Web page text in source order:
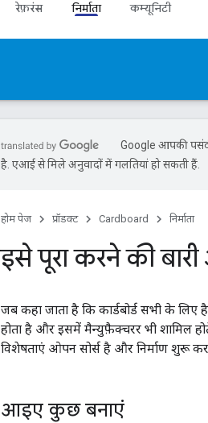
रेफ़रंस निर्माता कम्यूनिटी
Google आपकी
है. एआई से मिले अनुवादों में गलतियां हो सकती हैं.
होम पेज प्रॉडक्ट Cardboard निर्माता
इसे पूरा करने की
जब कहा जाता है कि कार्डबोर्ड सभी के
होता है और इसमें मैन्युफ़ैक्चरर भी शामिल
विशेषताएं ओपन सोर्स है और निर्माण शुरू
आइए कुछ बनाएं